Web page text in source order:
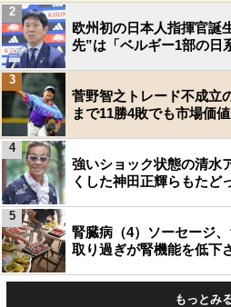
欧州初の日本人指揮官誕
先”は「ベルギー1部の日
2
菅野智之トレード不成立
まで11勝4敗でも市場価
3
強いショック状態の清水
くした神田正輝らもたど
4
腎臓病（4）ソーセージ
取り過ぎが腎機能を低下
5
もっとみ